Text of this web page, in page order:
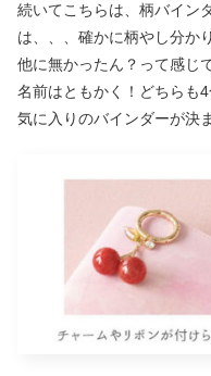
続いてこちらは、柄バイン
は、、、確かに柄やし分か
他に無かったん？って感じ
名前はともかく！どちらも
気に入りのバインダーが決